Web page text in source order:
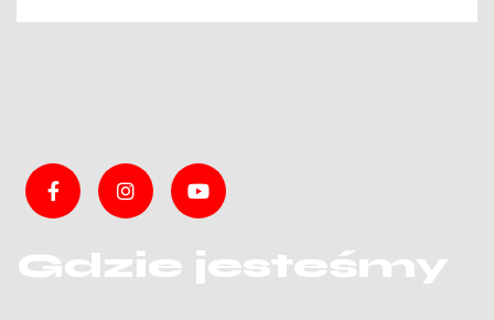
Gdzie jesteśmy